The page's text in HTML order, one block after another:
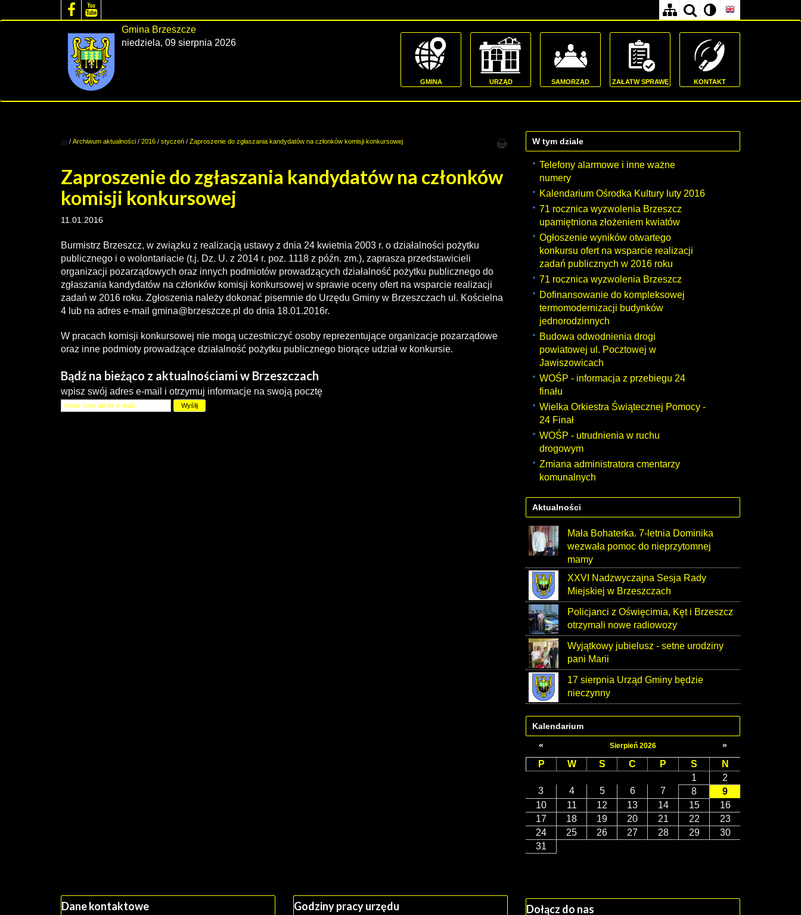
Gmina Brzeszcze
niedziela, 09 sierpnia 2026
GMINA URZĄD SAMORZĄD ZAŁATW SPRAWĘ KONTAKT
/ Archiwum aktualności / 2016 / styczeń / Zaproszenie do zgłaszania kandydatów na członków komisji konkursowej
Zaproszenie do zgłaszania kandydatów na członków
komisji konkursowej
11.01.2016
Burmistrz Brzeszcz, w związku z realizacją ustawy z dnia 24 kwietnia 2003 r. o działalności pożytku
publicznego i o wolontariacie (t.j. Dz. U. z 2014 r. poz. 1118 z późn. zm.), zaprasza przedstawicieli
organizacji pozarządowych oraz innych podmiotów prowadzących działalność pożytku publicznego do
zgłaszania kandydatów na członków komisji konkursowej w sprawie oceny ofert na wsparcie realizacji
zadań w 2016 roku. Zgłoszenia należy dokonać pisemnie do Urzędu Gminy w Brzeszczach ul. Kościelna
4 lub na adres e-mail gmina@brzeszcze.pl do dnia 18.01.2016r.
W pracach komisji konkursowej nie mogą uczestniczyć osoby reprezentujące organizacje pozarządowe
oraz inne podmioty prowadzące działalność pożytku publicznego biorące udział w konkursie.
Bądź na bieżąco z aktualnościami w Brzeszczach
wpisz swój adres e-mail i otrzymuj informacje na swoją pocztę
W tym dziale
Telefony alarmowe i inne ważne
numery
Kalendarium Ośrodka Kultury luty 2016
71 rocznica wyzwolenia Brzeszcz
upamiętniona złożeniem kwiatów
Ogłoszenie wyników otwartego
konkursu ofert na wsparcie realizacji
zadań publicznych w 2016 roku
71 rocznica wyzwolenia Brzeszcz
Dofinansowanie do kompleksowej
termomodernizacji budynków
jednorodzinnych
Budowa odwodnienia drogi
powiatowej ul. Pocztowej w
Jawiszowicach
WOŚP - informacja z przebiegu 24
finału
Wielka Orkiestra Świątecznej Pomocy -
24 Finał
WOŚP - utrudnienia w ruchu
drogowym
Zmiana administratora cmentarzy
komunalnych
Aktualności
Mała Bohaterka. 7-letnia Dominika
wezwała pomoc do nieprzytomnej
mamy
XXVI Nadzwyczajna Sesja Rady
Miejskiej w Brzeszczach
Policjanci z Oświęcimia, Kęt i Brzeszcz
otrzymali nowe radiowozy
Wyjątkowy jubielusz - setne urodziny
pani Marii
17 sierpnia Urząd Gminy będzie
nieczynny
Kalendarium
«
Sierpień 2026 »
P W S C P S
N
1
2
3
4 5 6 7 8
9
10
11 12 13 14 15
16
17
18 19 20 21 22
23
24
25 26 27 28 29
30
31
Dane kontaktowe Godziny pracy urzędu Dołącz do nas